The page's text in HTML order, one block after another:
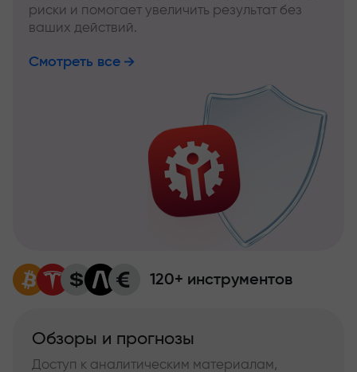
риски и помогает увеличить результат без
ваших действий.
Смотреть все
120+ инструментов
Обзоры и прогнозы
Доступ к аналитическим материалам,